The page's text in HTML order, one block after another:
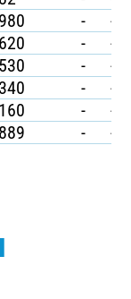
-
-
-
-
-
-
-
-
-
-
- -